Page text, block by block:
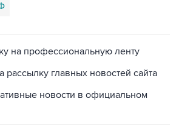
на профессиональную ленту
рассылку главных новостей сайта
новости в официальном